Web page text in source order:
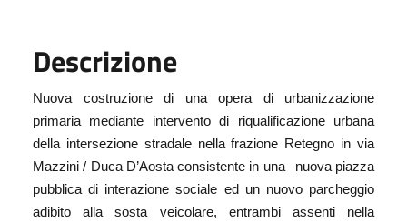
Descrizione
Nuova costruzione di una opera di urbanizzazione
primaria mediante intervento di riqualificazione urbana
della intersezione stradale nella frazione Retegno in via
Mazzini / Duca D’Aosta consistente in una
nuova piazza
pubblica di interazione sociale ed un nuovo parcheggio
adibito alla sosta veicolare, entrambi assenti nella